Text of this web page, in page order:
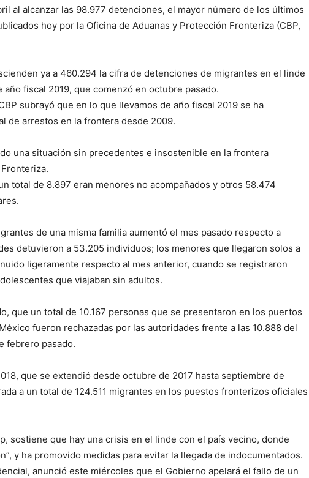
al alcanzar las 98.977 detenciones, el mayor número de los últimos
hoy por la Oficina de Aduanas y Protección Fronteriza (CBP,
ya a 460.294 la cifra de detenciones de migrantes en el linde
fiscal 2019, que comenzó en octubre pasado.
subrayó que en lo que llevamos de año fiscal 2019 se ha
de arrestos en la frontera desde 2009.
una situación sin precedentes e insostenible en la frontera
total de 8.897 eran menores no acompañados y otros 58.474
de una misma familia aumentó el mes pasado respecto a
detuvieron a 53.205 individuos; los menores que llegaron solos a
ligeramente respecto al mes anterior, cuando se registraron
que viajaban sin adultos.
que un total de 10.167 personas que se presentaron en los puertos
fueron rechazadas por las autoridades frente a las 10.888 del
febrero pasado.
que se extendió desde octubre de 2017 hasta septiembre de
a un total de 124.511 migrantes en los puestos fronterizos oficiales
sostiene que hay una crisis en el linde con el país vecino, donde
y ha promovido medidas para evitar la llegada de indocumentados.
anunció este miércoles que el Gobierno apelará el fallo de un